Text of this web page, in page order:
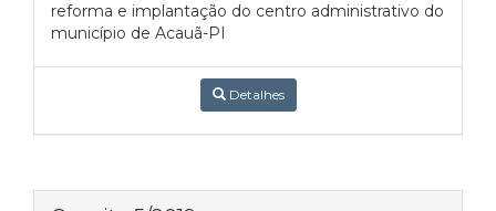
reforma e implantação do centro administrativo do
município de Acauã-PI
Detalhes